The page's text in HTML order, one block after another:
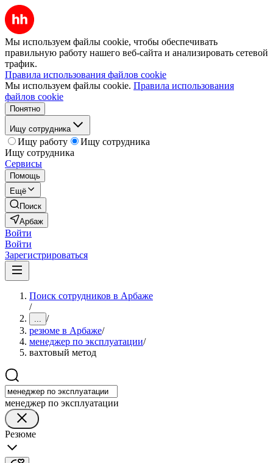
Мы используем файлы cookie, чтобы обеспечивать
правильную работу нашего веб-сайта и анализировать сетевой
трафик.
Правила использования файлов cookie
Мы используем файлы cookie. Правила использования
файлов cookie
Понятно
Ищу сотрудника
Ищу работу
Ищу сотрудника
Ищу сотрудника
Сервисы
Помощь
Ещё
Поиск
Арбаж
Войти
Войти
Зарегистрироваться
Поиск сотрудников в Арбаже
/
... /
резюме в Арбаже/
менеджер по эксплуатации/
вахтовый метод
менеджер по эксплуатации
Резюме